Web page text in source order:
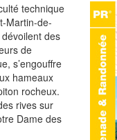
technique
Martin-de-
des
de
s’engouffre
hameaux
rocheux.
rives sur
Dame des